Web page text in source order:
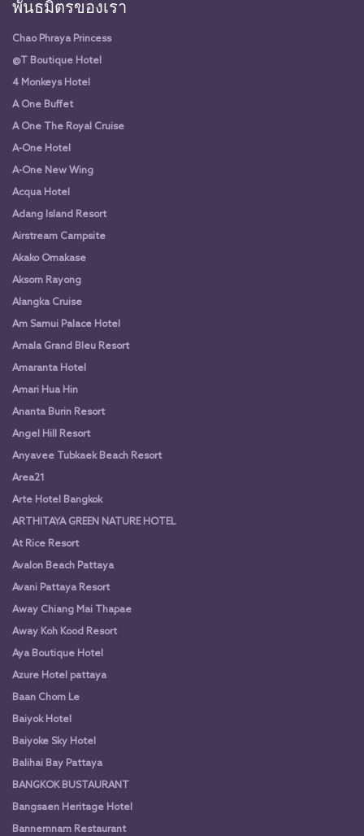
พันธมิตรของเรา
Chao Phraya Princess
@T Boutique Hotel
4 Monkeys Hotel
A One Buffet
A One The Royal Cruise
A-One Hotel
A-One New Wing
Acqua Hotel
Adang Island Resort
Airstream Campsite
Akako Omakase
Aksorn Rayong
Alangka Cruise
Am Samui Palace Hotel
Amala Grand Bleu Resort
Amaranta Hotel
Amari Hua Hin
Ananta Burin Resort
Angel Hill Resort
Anyavee Tubkaek Beach Resort
Area21
Arte Hotel Bangkok
ARTHITAYA GREEN NATURE HOTEL
At Rice Resort
Avalon Beach Pattaya
Avani Pattaya Resort
Away Chiang Mai Thapae
Away Koh Kood Resort
Aya Boutique Hotel
Azure Hotel pattaya
Baan Chom Le
Baiyok Hotel
Baiyoke Sky Hotel
Balihai Bay Pattaya
BANGKOK BUSTAURANT
Bangsaen Heritage Hotel
Bannernnam Restaurant